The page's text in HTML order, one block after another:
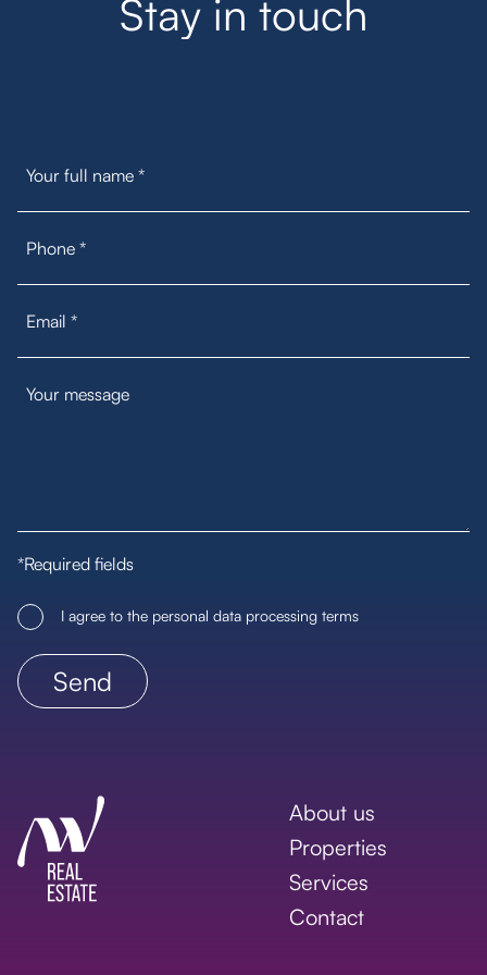
Stay in touch
*Required fields
I agree to the personal data processing terms
About us
Properties
Services
Contact